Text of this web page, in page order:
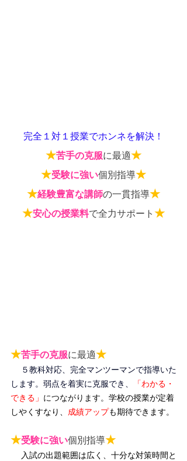
完全１対１授業でホンネを解決！
★苦手の克服に最適★
★受験に強い個別指導★
★経験豊富な講師の一貫指導★
★安心の授業料で全力サポート ★
★苦手の克服に最適★
５教科対応、完全マンツーマンで指導いた
します。弱点を着実に克服でき、
「わかる・
できる」 につながります。 学校の授業が定着
しやくすなり、 成績アップも期待できます。
★受験に強い個別指導★
入試の出題範囲は広く、十分な対策時間と